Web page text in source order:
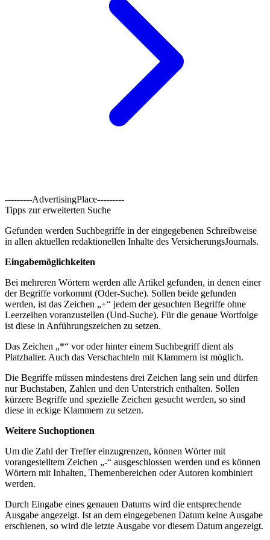
---------AdvertisingPlace---------
Tipps zur erweiterten Suche
Gefunden werden Suchbegriffe in der eingegebenen Schreibweise
in allen aktuellen redaktionellen Inhalte des VersicherungsJournals.
Eingabemöglichkeiten
Bei mehreren Wörtern werden alle Artikel gefunden, in denen einer
der Begriffe vorkommt (Oder-Suche). Sollen beide gefunden
werden, ist das Zeichen „+“ jedem der gesuchten Begriffe ohne
Leerzeihen voranzustellen (Und-Suche). Für die genaue Wortfolge
ist diese in Anführungszeichen zu setzen.
Das Zeichen „*“ vor oder hinter einem Suchbegriff dient als
Platzhalter. Auch das Verschachteln mit Klammern ist möglich.
Die Begriffe müssen mindestens drei Zeichen lang sein und dürfen
nur Buchstaben, Zahlen und den Unterstrich enthalten. Sollen
kürzere Begriffe und spezielle Zeichen gesucht werden, so sind
diese in eckige Klammern zu setzen.
Weitere Suchoptionen
Um die Zahl der Treffer einzugrenzen, können Wörter mit
vorangestelltem Zeichen „-“ ausgeschlossen werden und es können
Wörtern mit Inhalten, Themenbereichen oder Autoren kombiniert
werden.
Durch Eingabe eines genauen Datums wird die entsprechende
Ausgabe angezeigt. Ist an dem eingegebenen Datum keine Ausgabe
erschienen, so wird die letzte Ausgabe vor diesem Datum angezeigt.